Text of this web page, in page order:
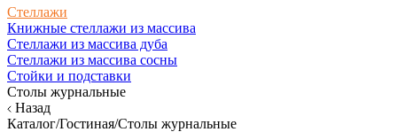
Стеллажи
Книжные стеллажи из массива
Стеллажи из массива дуба
Стеллажи из массива сосны
Стойки и подставки
Столы журнальные
Назад
Каталог/Гостиная/Столы журнальные